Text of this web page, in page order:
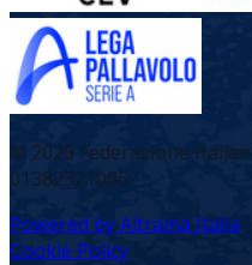
© 2026 Federazione
01382321006
Powered by Altrama Italia
Cookie Policy